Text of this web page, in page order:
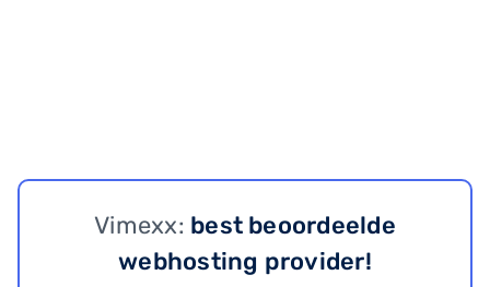
Vimexx: best beoordeelde
webhosting provider!